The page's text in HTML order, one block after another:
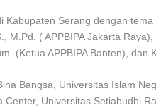
Kabupaten Serang dengan
M.Pd. ( APPBIPA Jakarta
(Ketua APPBIPA Banten), dan
Bangsa, Universitas Islam
Universitas Setiabudhi